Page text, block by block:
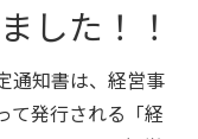
した！！
通知書は、経営事
て発行される「経